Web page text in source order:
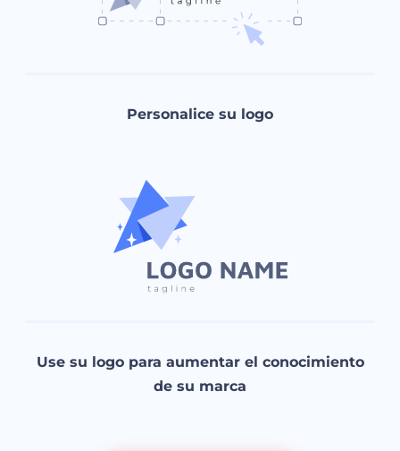
Personalice su logo
Use su logo para aumentar el conocimiento
de su marca